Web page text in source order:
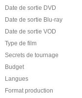
Date de sortie DVD
Date de sortie Blu-ray
Date de sortie VOD
Type de film
Secrets de tournage
Budget
Langues
Format production